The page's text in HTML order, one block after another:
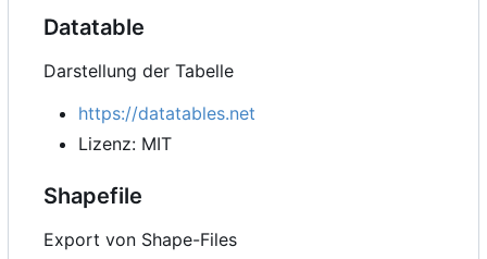
Datatable
Darstellung der Tabelle
https://datatables.net
Lizenz: MIT
Shapefile
Export von Shape-Files